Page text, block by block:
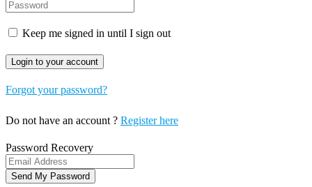
Keep me signed in until I sign out
Forgot your password?
Do not have an account ? Register here
Password Recovery